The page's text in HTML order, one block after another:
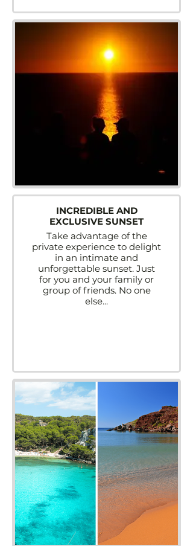
INCREDIBLE AND
EXCLUSIVE SUNSET
Take advantage of the
private experience to delight
in an intimate and
unforgettable sunset. Just
for you and your family or
group of friends. No one
else...